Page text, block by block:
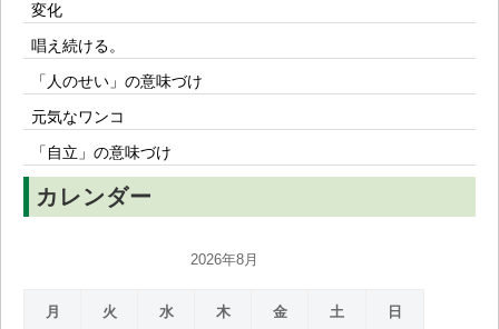
変化
唱え続ける。
「人のせい」の意味づけ
元気なワンコ
「自立」の意味づけ
カレンダー
2026年8月
月 火 水 木 金 土 日